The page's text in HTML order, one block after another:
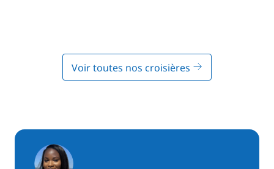
Voir toutes nos croisières